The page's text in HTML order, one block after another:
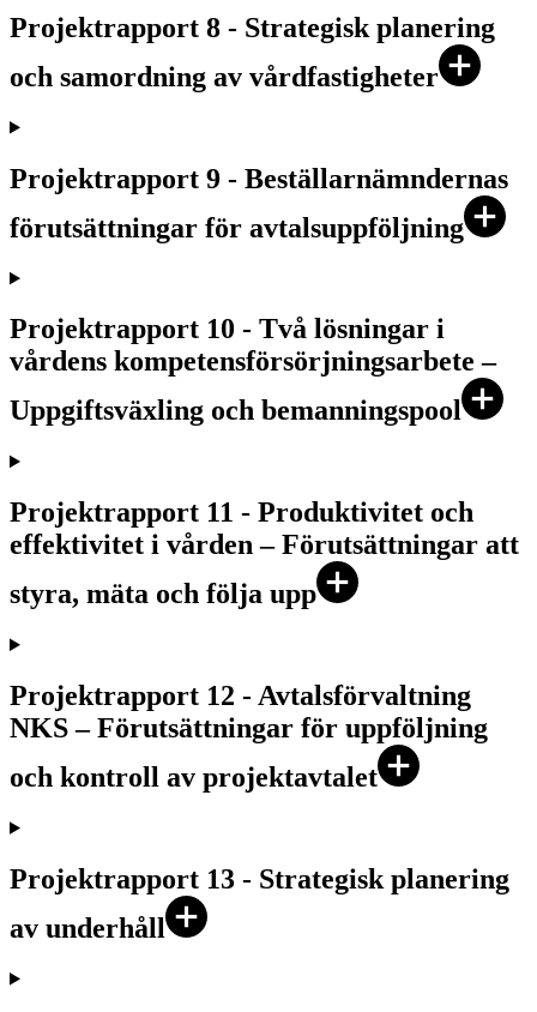
Projektrapport 8 - Strategisk planering
och samordning av vårdfastigheter
Projektrapport 9 - Beställarnämndernas
förutsättningar för avtalsuppföljning
Projektrapport 10 - Två lösningar i
vårdens kompetensförsörjningsarbete –
Uppgiftsväxling och bemanningspool
Projektrapport 11 - Produktivitet och
effektivitet i vården ­– Förutsättningar att
styra, mäta och följa upp
Projektrapport 12 - Avtalsförvaltning
NKS – Förutsättningar för uppföljning
och kontroll av projektavtalet
Projektrapport 13 - Strategisk planering
av underhåll